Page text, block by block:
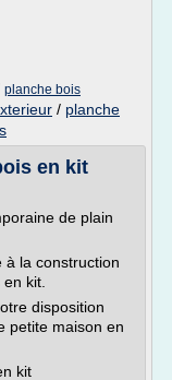
planche bois
/ planche
en kit
de plain
à la construction
kit.
disposition
petite maison en
kit